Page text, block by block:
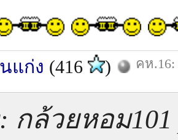
แก่ง (416 ) คห.16:
กล้วยหอม101